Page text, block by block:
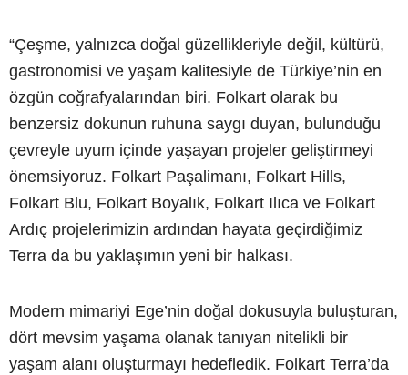
“Çeşme, yalnızca doğal güzellikleriyle değil, kültürü,
gastronomisi ve yaşam kalitesiyle de Türkiye’nin en
özgün coğrafyalarından biri. Folkart olarak bu
benzersiz dokunun ruhuna saygı duyan, bulunduğu
çevreyle uyum içinde yaşayan projeler geliştirmeyi
önemsiyoruz. Folkart Paşalimanı, Folkart Hills,
Folkart Blu, Folkart Boyalık, Folkart Ilıca ve Folkart
Ardıç projelerimizin ardından hayata geçirdiğimiz
Terra da bu yaklaşımın yeni bir halkası.
Modern mimariyi Ege’nin doğal dokusuyla buluşturan,
dört mevsim yaşama olanak tanıyan nitelikli bir
yaşam alanı oluşturmayı hedefledik. Folkart Terra’da